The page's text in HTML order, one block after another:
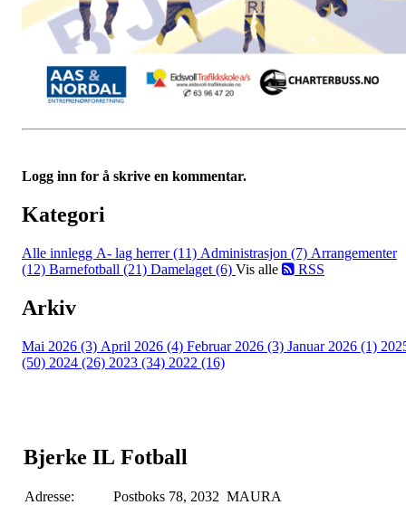
Logg inn for å skrive en kommentar.
Kategori
Alle innlegg A- lag herrer (11) Administrasjon (7) Arrangementer
(12) Barnefotball (21) Damelaget (6) Vis alle RSS
Arkiv
Mai 2026 (3) April 2026 (4) Februar 2026 (3) Januar 2026 (1)
(50) 2024 (26) 2023 (34) 2022 (16)
Bjerke IL Fotball
Adresse:
Postboks 78, 2032 MAURA